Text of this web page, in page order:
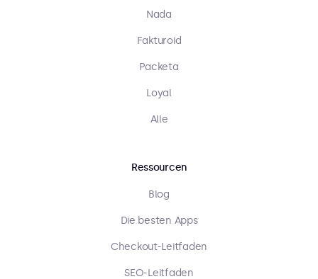
Nada
Fakturoid
Packeta
Loyal
Alle
Ressourcen
Blog
Die besten Apps
Checkout-Leitfaden
SEO-Leitfaden